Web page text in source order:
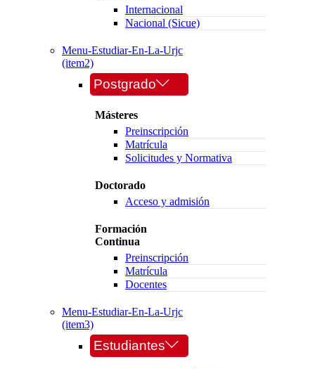
Internacional
Nacional (Sicue)
Menu-Estudiar-En-La-Urjc
(item2)
Postgrado
Másteres
Preinscripción
Matrícula
Solicitudes y Normativa
Doctorado
Acceso y admisión
Formación
Continua
Preinscripción
Matrícula
Docentes
Menu-Estudiar-En-La-Urjc
(item3)
Estudiantes